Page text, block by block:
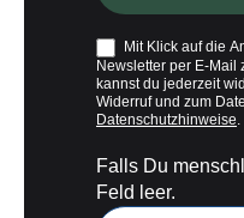
Mit Klick auf die
Newsletter per E-
kannst du jederzeit
Widerruf und zum
Datenschutzhinweise.
Falls Du
Feld leer.